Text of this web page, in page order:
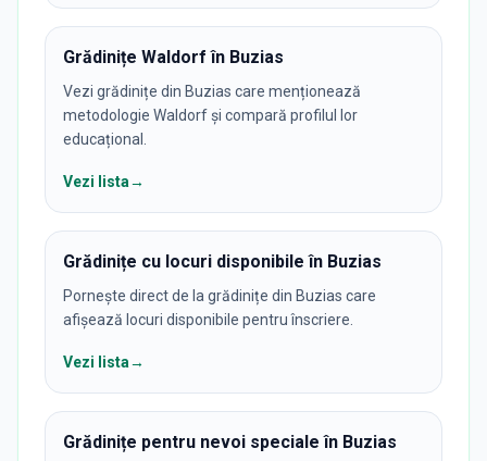
Grădinițe Waldorf în Buzias
Vezi grădinițe din Buzias care menționează
metodologie Waldorf și compară profilul lor
educațional.
Vezi lista→
Grădinițe cu locuri disponibile în Buzias
Pornește direct de la grădinițe din Buzias care
afișează locuri disponibile pentru înscriere.
Vezi lista→
Grădinițe pentru nevoi speciale în Buzias